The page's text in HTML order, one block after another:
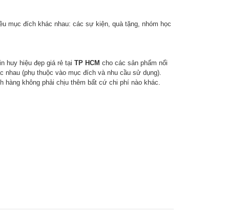
mục đích khác nhau: các sự kiện, quà tặng, nhóm học
huy hiệu đẹp giá rẻ tại TP HCM cho các sản phẩm nổi
nhau (phụ thuộc vào mục đích và nhu cầu sử dụng).
hàng không phải chịu thêm bất cứ chi phí nào khác.